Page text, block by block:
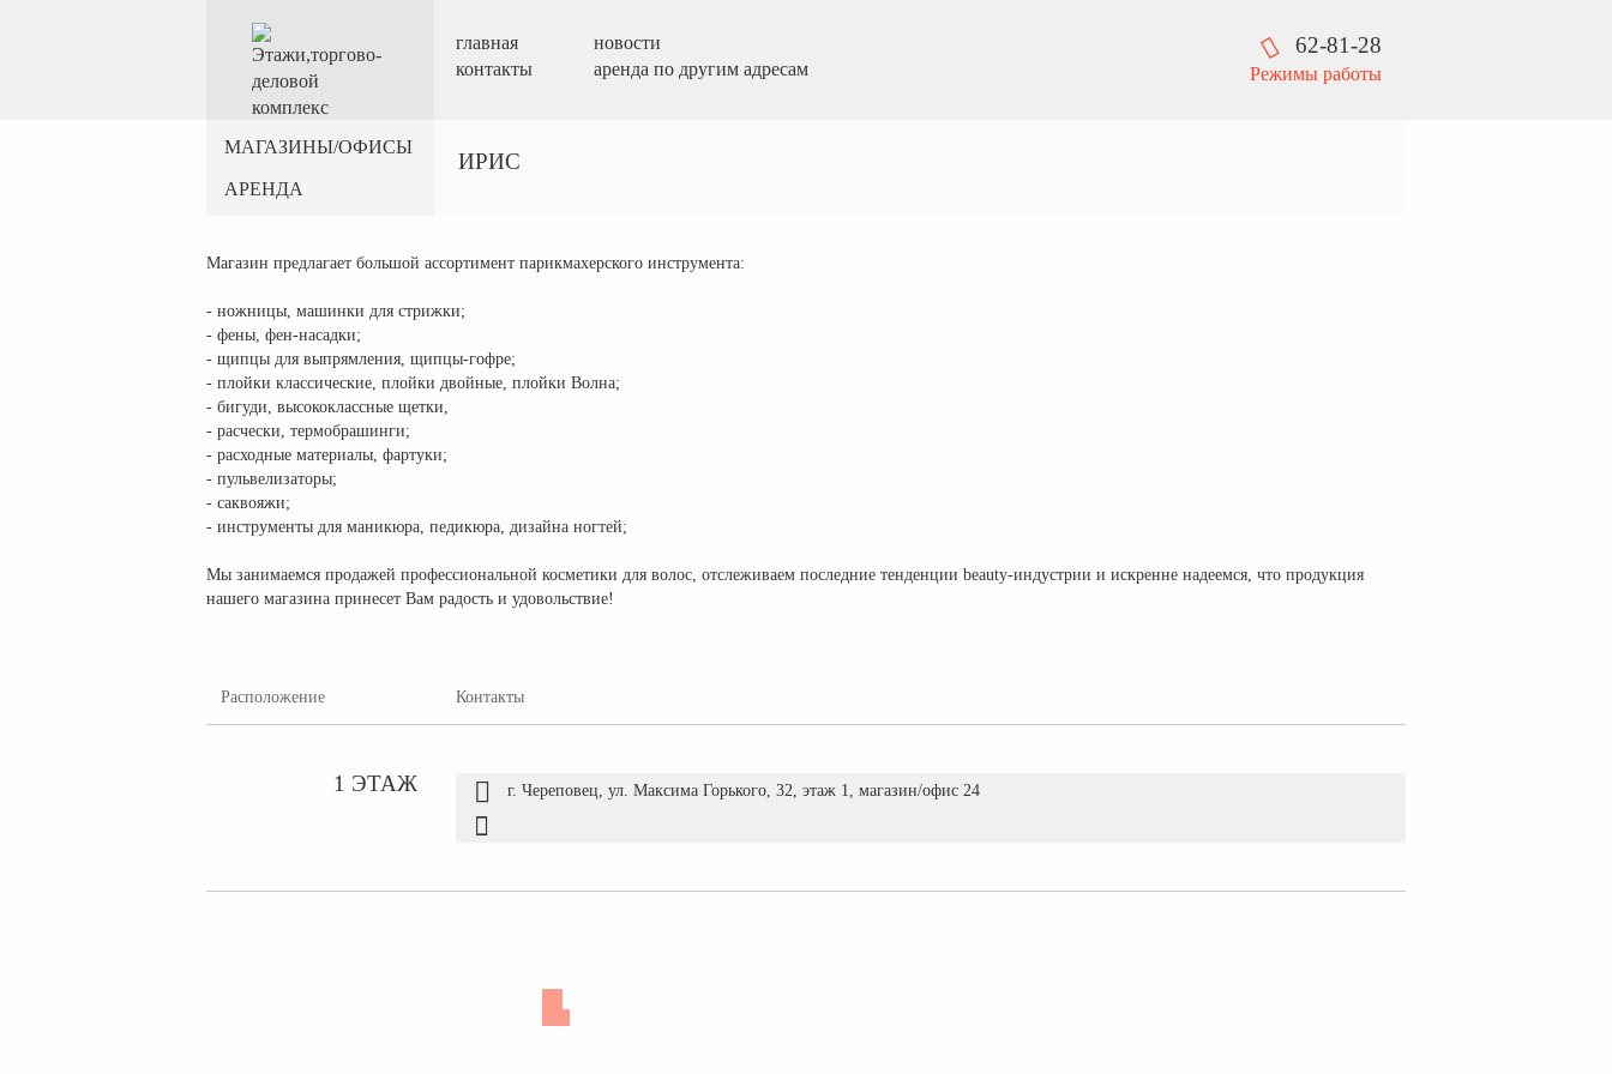
главная
новости
контакты
аренда по другим адресам
62-81-28
Режимы работы
МАГАЗИНЫ/ОФИСЫ
АРЕНДА
ИРИС
Магазин предлагает большой ассортимент парикмахерского инструмента:
- ножницы, машинки для стрижки;
- фены, фен-насадки;
- щипцы для выпрямления, щипцы-гофре;
- плойки классические, плойки двойные, плойки Волна;
- бигуди, высококлассные щетки,
- расчески, термобрашинги;
- расходные материалы, фартуки;
- пульвелизаторы;
- саквояжи;
- инструменты для маникюра, педикюра, дизайна ногтей;
Мы занимаемся продажей профессиональной косметики для волос, отслеживаем последние тенденции beauty-индустрии и искренне надеемся, что продукция
нашего магазина принесет Вам радость и удовольствие!
Расположение Контакты
1 ЭТАЖ г. Череповец, ул. Максима Горького, 32, этаж 1, магазин/офис 24